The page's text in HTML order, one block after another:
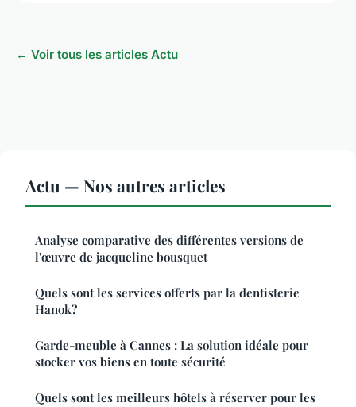
← Voir tous les articles Actu
Actu — Nos autres articles
Analyse comparative des différentes versions de
l'œuvre de jacqueline bousquet
Quels sont les services offerts par la dentisterie
Hanok?
Garde-meuble à Cannes : La solution idéale pour
stocker vos biens en toute sécurité
Quels sont les meilleurs hôtels à réserver pour les